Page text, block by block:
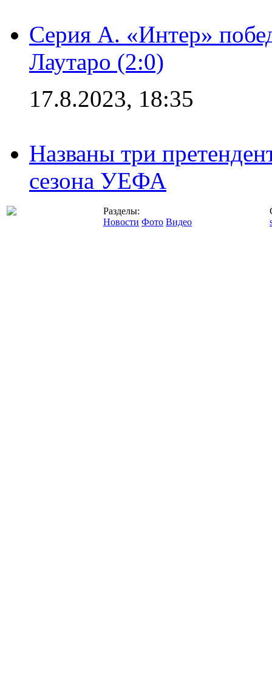
Серия А. «Интер»
Лаутаро (2:0)
17.8.2023, 18:35
Названы три
сезона УЕФА
Разделы:
Новости Фото Видео